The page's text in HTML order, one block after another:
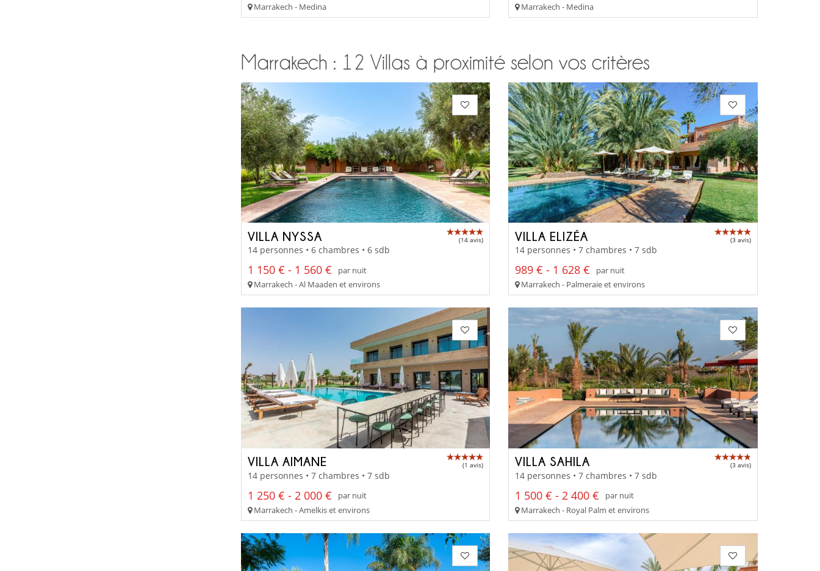
Marrakech - Medina
Marrakech - Medina
Marrakech : 12 Villas à proximité selon vos critères
VILLA NYSSA (14 avis)
14 personnes • 6 chambres • 6 sdb
1 150 € - 1 560 €
par nuit
Marrakech - Al Maaden et environs
VILLA ELIZÉA (3 avis)
14 personnes • 7 chambres • 7 sdb
989 € - 1 628 €
par nuit
Marrakech - Palmeraie et environs
VILLA AIMANE (1 avis)
14 personnes • 7 chambres • 7 sdb
1 250 € - 2 000 €
par nuit
Marrakech - Amelkis et environs
VILLA SAHILA (3 avis)
14 personnes • 7 chambres • 7 sdb
1 500 € - 2 400 €
par nuit
Marrakech - Royal Palm et environs